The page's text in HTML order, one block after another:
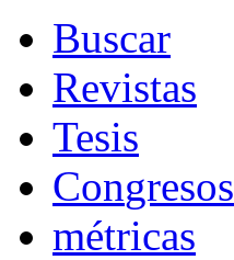
Buscar
Revistas
Tesis
Congresos
métricas